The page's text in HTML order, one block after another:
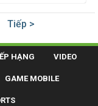
Tiếp >
HẠNG VIDEO
GAME MOBILE